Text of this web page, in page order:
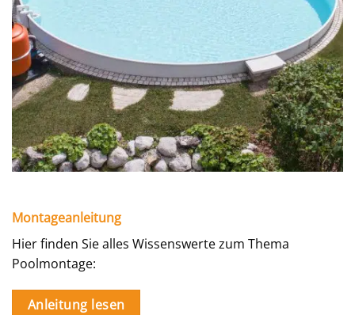
Montageanleitung
Hier finden Sie alles Wissenswerte zum Thema
Poolmontage:
Anleitung lesen